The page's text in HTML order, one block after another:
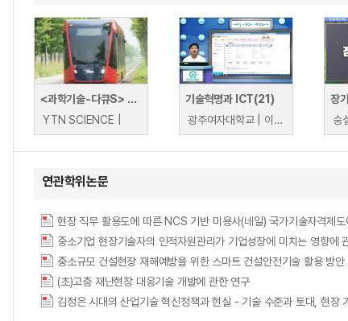
<과학기술-다큐S> 선이 필요 없는 세상, 무선 충전
YTN SCIENCE |
기술혁명과 ICT(21)
광주여자대학교 | 이철승
장
연관학위논문
현장 직무 활용도에 따른 NCS 기반 미용사(네일) 국가기술자격제
중소기업 현장기술자의 인적자원관리가 기업성장에 미치는 영향에
중소규모 건설현장 재해예방을 위한 스마트 건설안전기술
(초)고층 재난현장 대응기술 개발에 관한 연구